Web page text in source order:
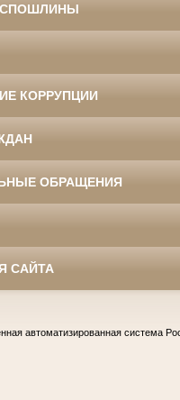
КОРРУПЦИИ
ОБРАЩЕНИЯ
САЙТА
автоматизированная система